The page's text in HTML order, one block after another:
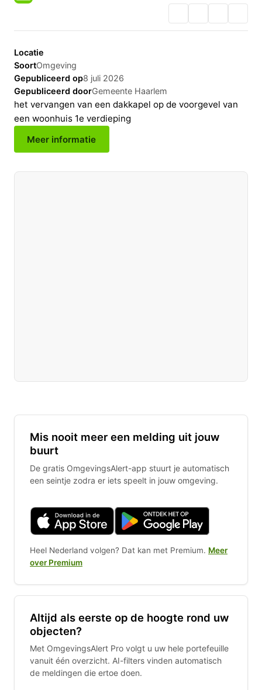
Locatie
SoortOmgeving
Gepubliceerd op8 juli 2026
Gepubliceerd doorGemeente Haarlem
het vervangen van een dakkapel op de voorgevel van
een woonhuis 1e verdieping
Meer informatie
Mis nooit meer een melding uit jouw
buurt
De gratis OmgevingsAlert-app stuurt je automatisch
een seintje zodra er iets speelt in jouw omgeving.
Heel Nederland volgen? Dat kan met Premium. Meer
over Premium
Altijd als eerste op de hoogte rond uw
objecten?
Met OmgevingsAlert Pro volgt u uw hele portefeuille
vanuit één overzicht. AI-filters vinden automatisch
de meldingen die ertoe doen.